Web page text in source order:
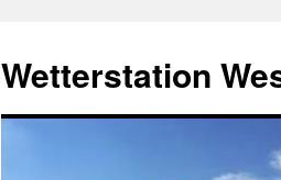
springen
Wetterstation